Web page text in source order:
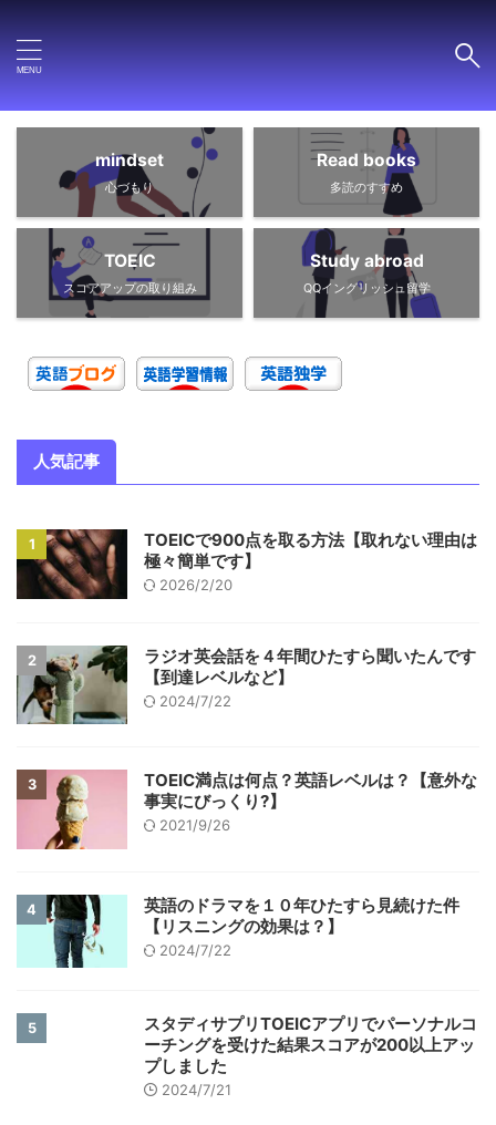
mindset
心づもり
Read books
多読のすすめ
TOEIC
スコアアップの取り組み
Study abroad
QQイングリッシュ留学
人気記事
1
TOEICで900点を取る方法【取れない理由は
極々簡単です】
2026/2/20
2
ラジオ英会話を４年間ひたすら聞いたんです
【到達レベルなど】
2024/7/22
3
TOEIC満点は何点？英語レベルは？【意外な
事実にびっくり?】
2021/9/26
4
英語のドラマを１０年ひたすら見続けた件
【リスニングの効果は？】
2024/7/22
5
スタディサプリTOEICアプリでパーソナルコ
ーチングを受けた結果スコアが200以上アッ
プしました
2024/7/21